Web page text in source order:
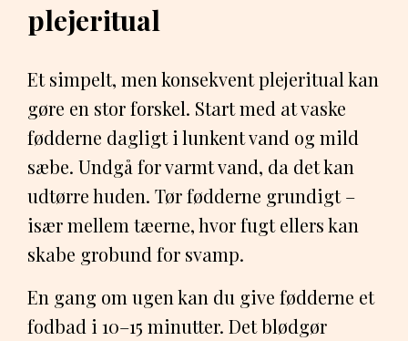
plejeritual
Et simpelt, men konsekvent plejeritual kan
gøre en stor forskel. Start med at vaske
fødderne dagligt i lunkent vand og mild
sæbe. Undgå for varmt vand, da det kan
udtørre huden. Tør fødderne grundigt –
især mellem tæerne, hvor fugt ellers kan
skabe grobund for svamp.
En gang om ugen kan du give fødderne et
fodbad i 10–15 minutter. Det blødgør